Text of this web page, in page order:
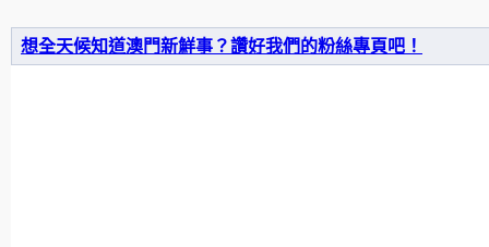
想全天候知道澳門新鮮事？讚好我們的粉絲專頁吧！